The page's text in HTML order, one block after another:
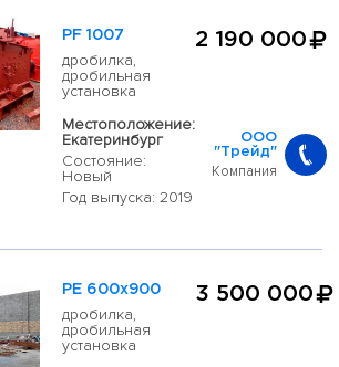
PF 1007
дробилка,
дробильная
установка
Местоположение:
Екатеринбург
Состояние:
Новый
Год выпуска: 2019
2 190 000
ООО
"Трейд"
Компания
PE 600x900
дробилка,
дробильная
установка
3 500 000